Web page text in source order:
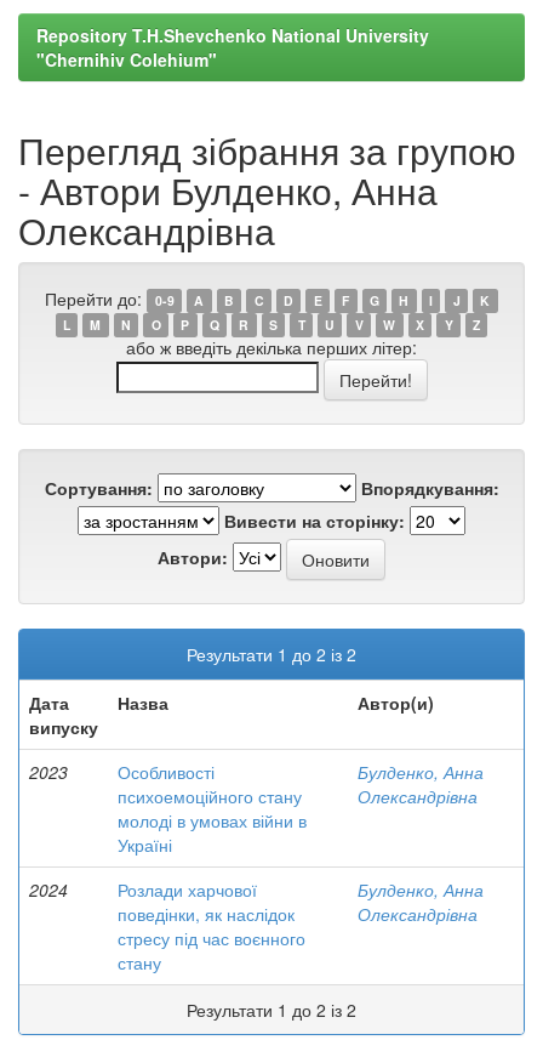
Repository T.H.Shevchenko National University
"Chernihiv Colehium"
Перегляд зібрання за групою
- Автори Булденко, Анна
Олександрівна
Перейти до: 0-9 A B C D E F G H I J
K
L
M N O P Q R S T U V W X Y Z
або ж введіть декілька перших літер:
Сортування:
Впорядкування:
Вивести на сторінку:
Автори:
Результати 1 до 2 із 2
Дата
випуску
Назва Автор(и)
2023
Особливості
психоемоційного стану
молоді в умовах війни в
Україні
Булденко, Анна
Олександрівна
2024
Розлади харчової
поведінки, як наслідок
стресу під час воєнного
стану
Булденко, Анна
Олександрівна
Результати 1 до 2 із 2